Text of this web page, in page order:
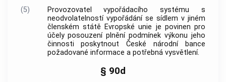
(5)
Provozovatel vypořádacího systému s
neodvolatelností vypořádání se sídlem v jiném
členském státě Evropské unie je povinen pro
účely posouzení plnění podmínek výkonu jeho
činnosti poskytnout České národní bance
požadované informace a potřebná vysvětlení.
§ 90d